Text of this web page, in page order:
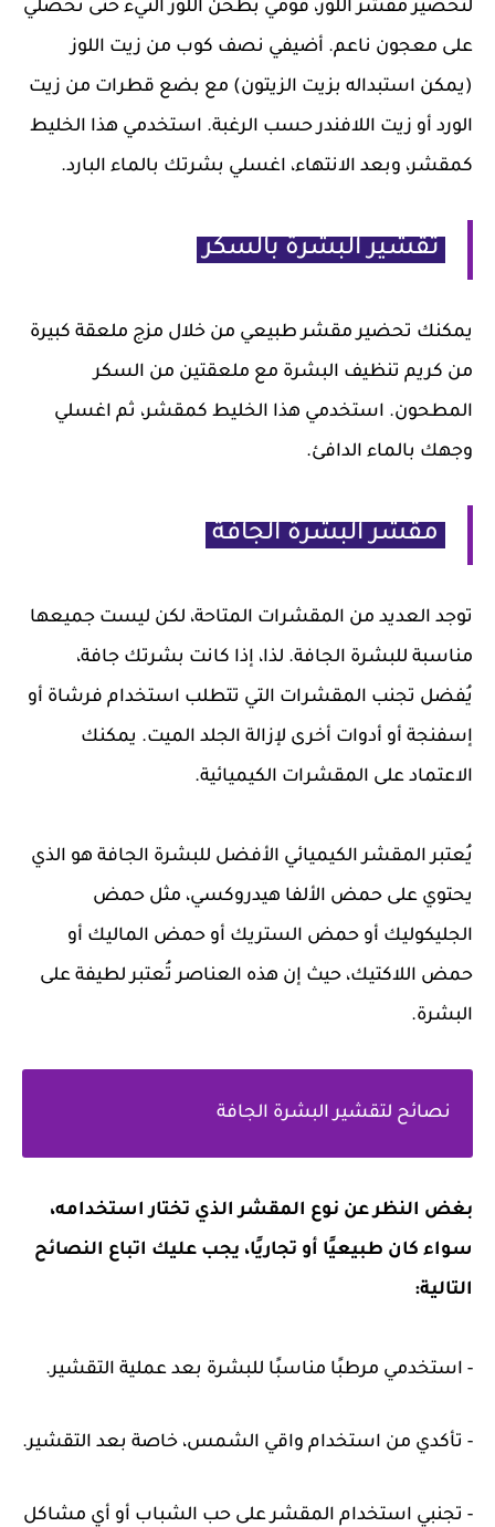
لتحضير مقشر اللوز، قومي بطحن اللوز النيء حتى تحصلي
على معجون ناعم. أضيفي نصف كوب من زيت اللوز
(يمكن استبداله بزيت الزيتون) مع بضع قطرات من زيت
الورد أو زيت اللافندر حسب الرغبة. استخدمي هذا الخليط
كمقشر، وبعد الانتهاء، اغسلي بشرتك بالماء البارد.
تقشير البشرة بالسكر
يمكنك تحضير مقشر طبيعي من خلال مزج ملعقة كبيرة
من كريم تنظيف البشرة مع ملعقتين من السكر
المطحون. استخدمي هذا الخليط كمقشر، ثم اغسلي
وجهك بالماء الدافئ.
مقشر البشرة الجافة
توجد العديد من المقشرات المتاحة، لكن ليست جميعها
مناسبة للبشرة الجافة. لذا، إذا كانت بشرتك جافة،
يُفضل تجنب المقشرات التي تتطلب استخدام فرشاة أو
إسفنجة أو أدوات أخرى لإزالة الجلد الميت. يمكنك
الاعتماد على المقشرات الكيميائية.
يُعتبر المقشر الكيميائي الأفضل للبشرة الجافة هو الذي
يحتوي على حمض الألفا هيدروكسي، مثل حمض
الجليكوليك أو حمض الستريك أو حمض الماليك أو
حمض اللاكتيك، حيث إن هذه العناصر تُعتبر لطيفة على
البشرة.
نصائح لتقشير البشرة الجافة
بغض النظر عن نوع المقشر الذي تختار استخدامه،
سواء كان طبيعيًا أو تجاريًا، يجب عليك اتباع النصائح
التالية:
- استخدمي مرطبًا مناسبًا للبشرة بعد عملية التقشير.
- تأكدي من استخدام واقي الشمس، خاصة بعد التقشير.
- تجنبي استخدام المقشر على حب الشباب أو أي مشاكل